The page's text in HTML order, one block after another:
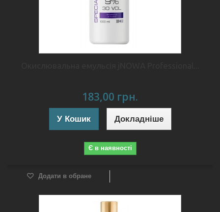
183,00 грн.
У Кошик Докладніше
Є в наявності
Додати в обране